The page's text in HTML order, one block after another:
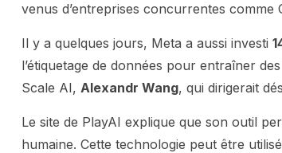
venus d’entreprises concurrentes
Il y a quelques jours, Meta a aussi investi
l’étiquetage de données pour entraîner
Scale AI, Alexandr Wang, qui dirigerait
Le site de PlayAI explique que son outil
humaine. Cette technologie peut être